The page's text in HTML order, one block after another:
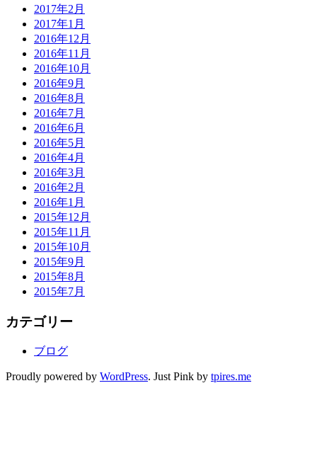
2017年2月
2017年1月
2016年12月
2016年11月
2016年10月
2016年9月
2016年8月
2016年7月
2016年6月
2016年5月
2016年4月
2016年3月
2016年2月
2016年1月
2015年12月
2015年11月
2015年10月
2015年9月
2015年8月
2015年7月
カテゴリー
ブログ
Proudly powered by WordPress. Just Pink by tpires.me